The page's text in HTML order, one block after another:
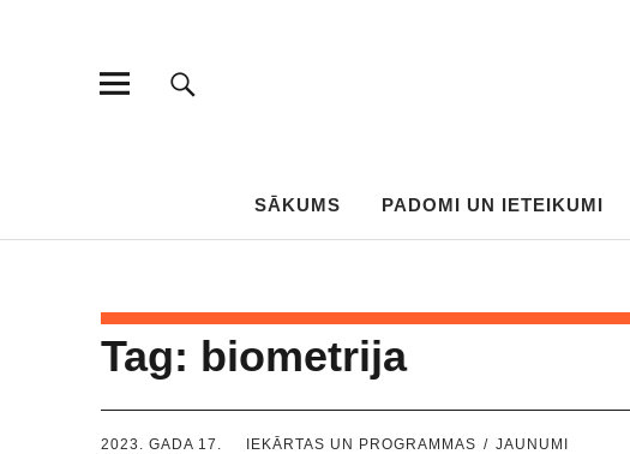
SĀKUMS PADOMI UN IETEIKUMI
Tag: biometrija
2023. GADA 17.
IEKĀRTAS UN PROGRAMMAS JAUNUMI